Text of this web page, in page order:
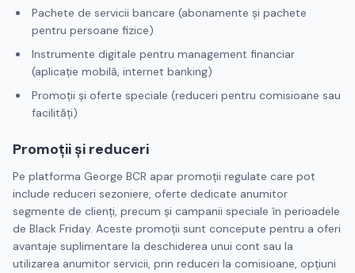
Pachete de servicii bancare (abonamente și pachete
pentru persoane fizice)
Instrumente digitale pentru management financiar
(aplicație mobilă, internet banking)
Promoții și oferte speciale (reduceri pentru comisioane sau
facilități)
Promoții și reduceri
Pe platforma George BCR apar promoții regulate care pot
include reduceri sezoniere, oferte dedicate anumitor
segmente de clienți, precum și campanii speciale în perioadele
de Black Friday. Aceste promoții sunt concepute pentru a oferi
avantaje suplimentare la deschiderea unui cont sau la
utilizarea anumitor servicii, prin reduceri la comisioane, opțiuni